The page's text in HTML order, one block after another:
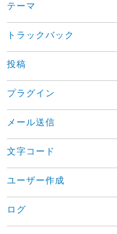
テーマ
トラックバック
投稿
プラグイン
メール送信
文字コード
ユーザー作成
ログ